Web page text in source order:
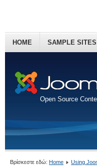
Open Source
HOME SAMPLE SITES
Βρίσκεστε εδώ: Home Using